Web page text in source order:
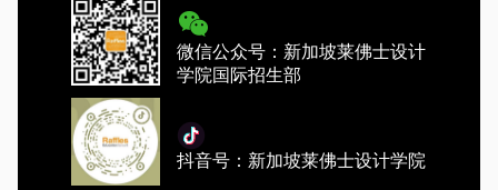
微信公众号：新加坡莱佛士设计
学院国际招生部
抖音号：新加坡莱佛士设计学院